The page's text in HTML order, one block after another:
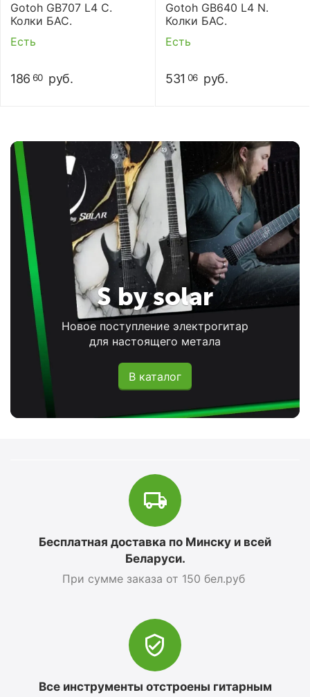
Gotoh GB707 L4 C.
Колки БАС.
Есть
186 60 руб.
Gotoh GB640 L4 N.
Колки БАС.
Есть
531 06 руб.
S by solar
Новое поступление электрогитар
для настоящего метала
В каталог
Бесплатная доставка по Минску и всей
Беларуси.
При сумме заказа от 150 бел.руб
Все инструменты отстроены гитарным